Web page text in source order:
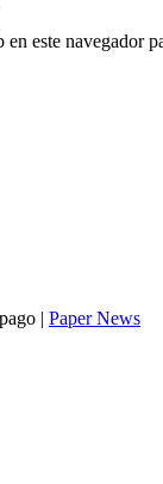
este navegador
| Paper News